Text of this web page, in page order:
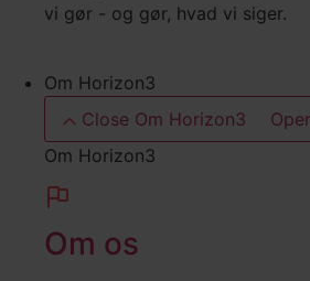
vi gør - og gør, hvad vi siger.
Om Horizon3
Close Om Horizon3
Om Horizon3
Om os